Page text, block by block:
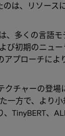
は、リソース
、多くの言語
び初期のニュ
プローチによ
クチャーの登
一方で、より
TinyBERT、